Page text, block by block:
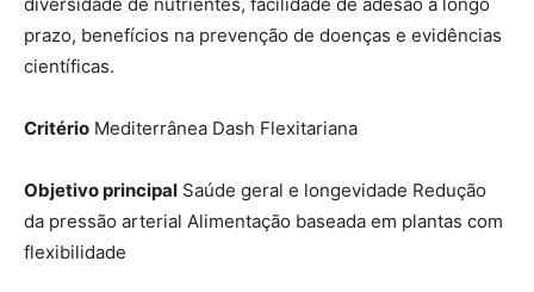
prazo, benefícios na prevenção de doenças e evidências
científicas.
Critério Mediterrânea Dash Flexitariana
Objetivo principal Saúde geral e longevidade Redução
da pressão arterial Alimentação baseada em plantas com
flexibilidade